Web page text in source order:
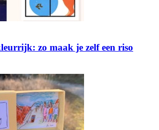
zo maak je zelf een riso